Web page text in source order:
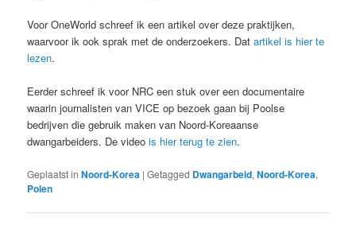
Voor OneWorld schreef ik een artikel over deze praktijken,
waarvoor ik ook sprak met de onderzoekers. Datartikel is hier te
lezen.
Eerder schreef ik voor NRC een stuk over een documentaire
waarin journalisten van VICE op bezoek gaan bij Poolse
bedrijven die gebruik maken van Noord-Koreaanse
dwangarbeiders. De videois hier terug te zien.
Geplaatst in Noord-Korea |Getagged Dwangarbeid,Noord-Korea,
Polen